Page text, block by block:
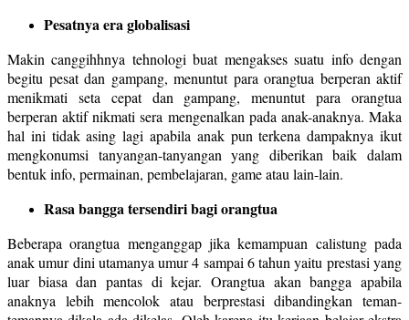
Pesatnya era globalisasi
Makin canggihhnya tehnologi buat mengakses suatu info dengan
begitu pesat dan gampang, menuntut para orangtua berperan aktif
menikmati seta cepat dan gampang, menuntut para orangtua
berperan aktif nikmati sera mengenalkan pada anak-anaknya. Maka
hal ini tidak asing lagi apabila anak pun terkena dampaknya ikut
mengkonumsi tanyangan-tanyangan yang diberikan baik dalam
bentuk info, permainan, pembelajaran, game atau lain-lain.
Rasa bangga tersendiri bagi orangtua
Beberapa orangtua menganggap jika kemampuan calistung pada
anak umur dini utamanya umur 4 sampai 6 tahun yaitu prestasi yang
luar biasa dan pantas di kejar. Orangtua akan bangga apabila
anaknya lebih mencolok atau berprestasi dibandingkan teman-